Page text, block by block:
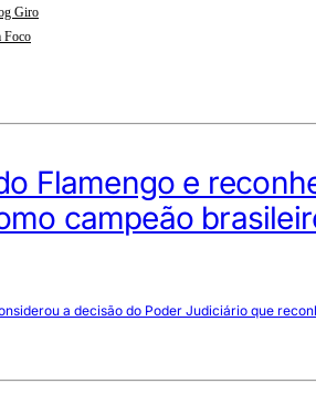
Foco
Giro
Flamengo e
campeão
a decisão do Poder Judiciário que